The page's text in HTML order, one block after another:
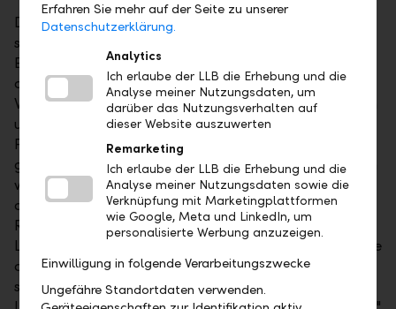
Die Teuerung dürfte sich bis Mitte des Jahres noch
seitwärts bewegen. Der Preisauftrieb innerhalb der
Eurozone wird durch die Eurostärke gebremst, da
diese die Importpreise drückt. Das
Wirtschaftswachstum hat jedoch an Fahrt gewonnen
und die Arbeitslosenraten fallen, was anziehende
Preise nahelegt. Der Lohndruck ist aber noch zu
gering, als dass von dieser Seite Auftrieb zu erwarten
wäre. Bei höheren Rohstoffpreisen wird sich ab Mitte
des Jahres der Basiseffekt wieder in die andere
Richtung auswirken. Damit die relative Stärke der
Linker fortdauern kann, muss ein Anstieg der Kernrate
die BEIs nachträglich rechtfertigen. Die Chancen
stehen gut, dass die Zeit enttäuschender
Erfahren Sie mehr auf der Seite zu unserer
Datenschutzerklärung.
Analytics
Ich erlaube der LLB die Erhebung und die
Analyse meiner Nutzungsdaten, um
darüber das Nutzungsverhalten auf
dieser Website auszuwerten
Remarketing
Ich erlaube der LLB die Erhebung und die
Analyse meiner Nutzungsdaten sowie die
Verknüpfung mit Marketingplattformen
wie Google, Meta und LinkedIn, um
personalisierte Werbung anzuzeigen.
Einwilligung in folgende Verarbeitungszwecke
Ungefähre Standortdaten verwenden.